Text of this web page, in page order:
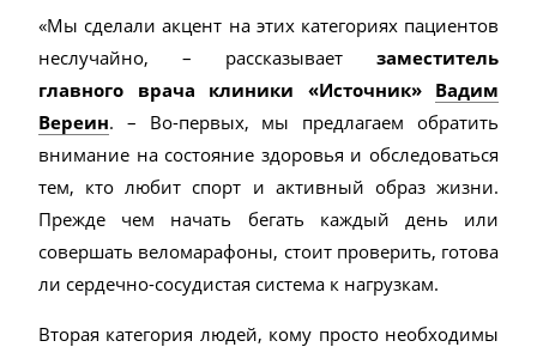
«Мы сделали акцент на этих категориях пациентов
неслучайно, – рассказывает
заместитель
главного врача клиники «Источник» Вадим
Вереин. – Во-первых, мы предлагаем обратить
внимание на состояние здоровья и обследоваться
тем, кто любит спорт и активный образ жизни.
Прежде чем начать бегать каждый день или
совершать веломарафоны, стоит проверить, готова
ли сердечно-сосудистая система к нагрузкам.
Вторая категория людей, кому просто необходимы